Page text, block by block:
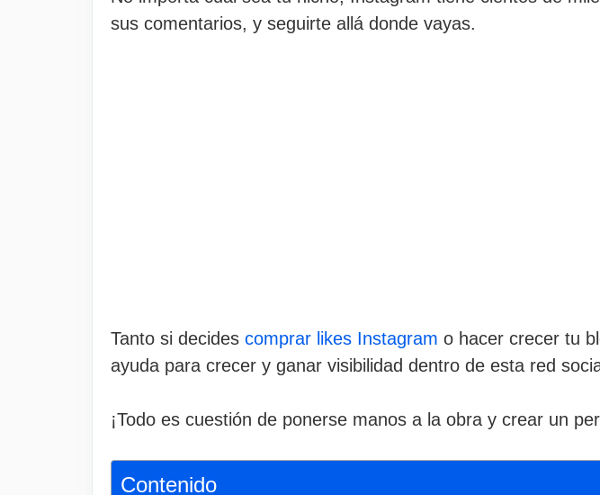
sus comentarios, y seguirte allá donde vayas.
Tanto si decides comprar likes Instagram o hacer crecer tu
ayuda para crecer y ganar visibilidad dentro de esta red
¡Todo es cuestión de ponerse manos a la obra y crear un
Contenido